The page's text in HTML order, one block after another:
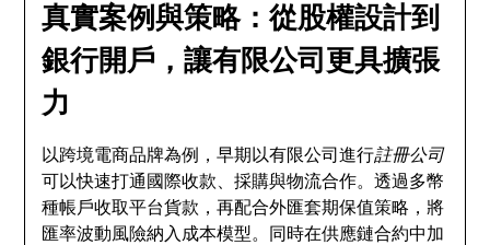
真實案例與策略：從股權設計到
銀行開戶，讓有限公司更具擴張
力
以跨境電商品牌為例，早期以有限公司進行註冊公司
可以快速打通國際收款、採購與物流合作。透過多幣
種帳戶收取平台貨款，再配合外匯套期保值策略，將
匯率波動風險納入成本模型。同時在供應鏈合約中加